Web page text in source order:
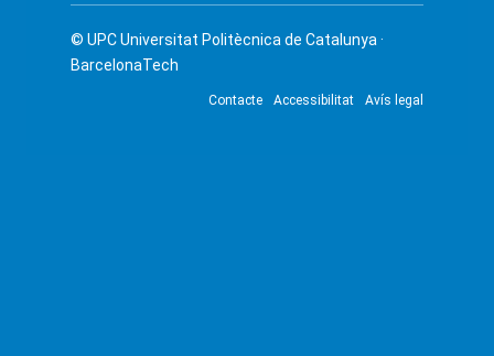
© UPCUniversitat Politècnica de Catalunya ·
BarcelonaTech
Contacte Accessibilitat Avís legal